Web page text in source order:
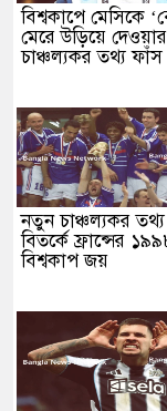
বিশ্বকাপে মেসিকে
মেরে উড়িয়ে
চাঞ্চল্যকর তথ্য ফাঁস
নতুন চাঞ্চল্যকর
বিতর্কে ফ্রান্সের
বিশ্বকাপ জয়